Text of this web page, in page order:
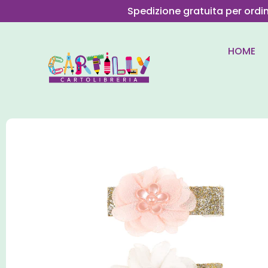
Spedizione gratuita per ordini
HOME